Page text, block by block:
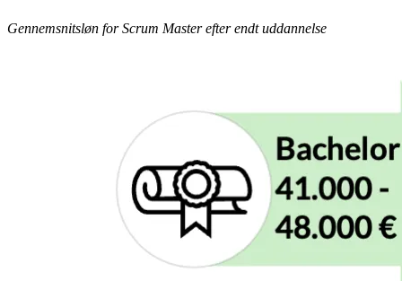
Gennemsnitsløn for Scrum Master efter endt uddannelse